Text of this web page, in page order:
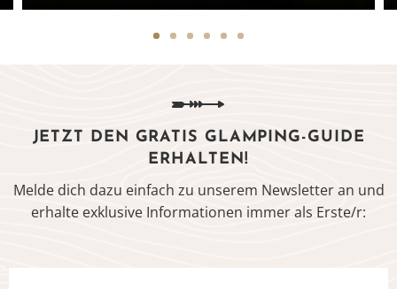
JETZT DEN GRATIS GLAMPING-GUIDE
ERHALTEN!
Melde dich dazu einfach zu unserem Newsletter an und
erhalte exklusive Informationen immer als Erste/r: